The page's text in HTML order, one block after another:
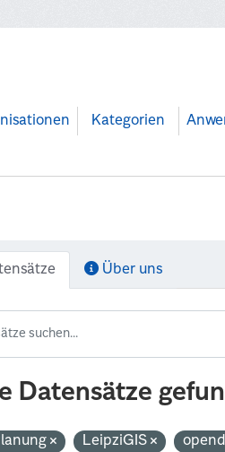
Kategorien
Über uns
Datensätze
LeipziGIS